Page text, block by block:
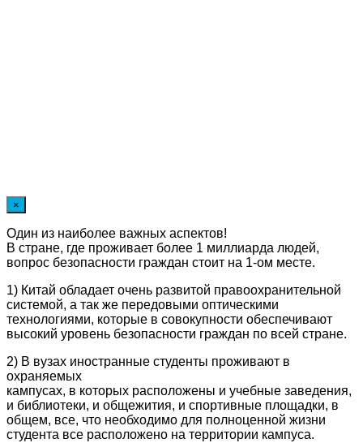
×
Один из наиболее важных аспектов!
В стране, где проживает более 1 миллиарда людей,
вопрос безопасности граждан стоит на 1-ом месте.
1) Китай обладает очень развитой правоохранительной
системой, а так же передовыми оптическими
технологиями, которые в совокупности обеспечивают
высокий уровень безопасности граждан по всей стране.
2) В вузах иностранные студенты проживают в
охраняемых
кампусах, в которых расположены и учебные заведения,
и библиотеки, и общежития, и спортивные площадки, в
общем, все, что необходимо для полноценной жизни
студента все расположено на территории кампуса.